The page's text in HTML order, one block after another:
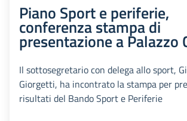
Piano Sport e periferie,
conferenza stampa di
presentazione a Palazzo
Il sottosegretario con delega allo sport,
Giorgetti, ha incontrato la stampa per
risultati del Bando Sport e Periferie